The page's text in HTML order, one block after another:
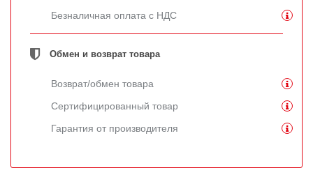
Безналичная оплата с НДС
Обмен и возврат товара
Возврат/обмен товара
Сертифицированный товар
Гарантия от производителя